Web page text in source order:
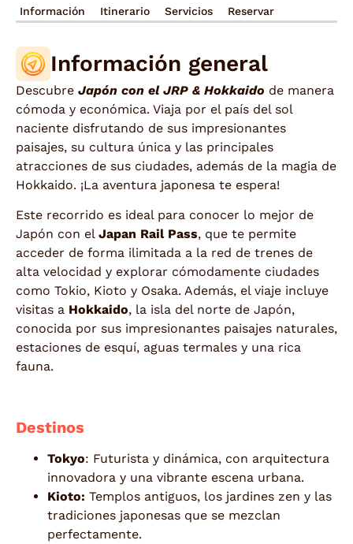
Información Itinerario Servicios Reservar
Información general
Descubre Japón con el JRP & Hokkaido de manera
cómoda y económica. Viaja por el país del sol
naciente disfrutando de sus impresionantes
paisajes, su cultura única y las principales
atracciones de sus ciudades, además de la magia de
Hokkaido. ¡La aventura japonesa te espera!
Este recorrido es ideal para conocer lo mejor de
Japón con el Japan Rail Pass, que te permite
acceder de forma ilimitada a la red de trenes de
alta velocidad y explorar cómodamente ciudades
como Tokio, Kioto y Osaka. Además, el viaje incluye
visitas a Hokkaido, la isla del norte de Japón,
conocida por sus impresionantes paisajes naturales,
estaciones de esquí, aguas termales y una rica
fauna.
Destinos
Tokyo: Futurista y dinámica, con arquitectura
innovadora y una vibrante escena urbana.
Kioto: Templos antiguos, los jardines zen y las
tradiciones japonesas que se mezclan
perfectamente.